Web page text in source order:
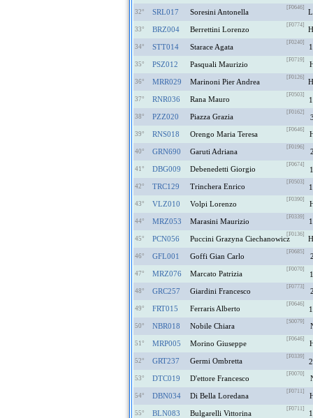
32° SRL017 Soresini Antonella
[F0646]
33° BRZ004 Berrettini Lorenzo
[F0774]
34° STT014 Starace Agata
[F0240]
1
35° PSZ012 Pasquali Maurizio
[F0719]
36° MRR029 Marinoni Pier Andrea
[F0126]
37° RNR036 Rana Mauro
[F0503]
1
38° PZZ020 Piazza Grazia
[F0162]
39° RNS018 Orengo Maria Teresa
[F0646]
40° GRN690 Garuti Adriana
[F0196]
41° DBG009 Debenedetti Giorgio
[F0674]
1
42° TRC129 Trinchera Enrico
[F0503]
1
43° VLZ010 Volpi Lorenzo
[F0390]
44° MRZ053 Marasini Maurizio
[F0339]
1
45° PCN056 Puccini Grazyna Ciechanowicz
[F0136]
46° GFL001 Goffi Gian Carlo
[F0685]
47° MRZ076 Marcato Patrizia
[F0070]
1
48° GRC257 Giardini Francesco
[F0773]
49° FRT015 Ferraris Alberto
[F0646]
1
50° NBR018 Nobile Chiara
[S0079]
51° MRP005 Morino Giuseppe
[F0646]
52° GRT237 Germi Ombretta
[F0339]
2
53° DTC019 D'ettore Francesco
[F0070]
54° DBN034 Di Bella Loredana
[F0711]
55° BLN083 Bulgarelli Vittorina
[F0711]
1